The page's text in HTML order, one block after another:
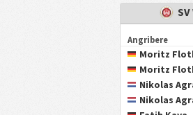
Angribere
Moritz
Moritz
Nikolas
Nikolas